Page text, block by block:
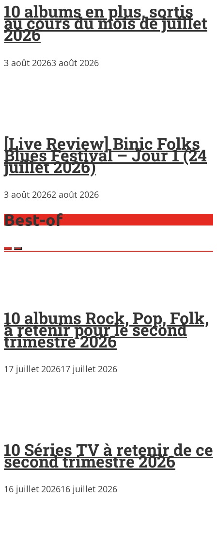
10 albums en plus, sortis
au cours du mois de juillet
2026
3 août 20263 août 2026
[Live Review] Binic Folks
Blues Festival – Jour 1 (24
juillet 2026)
3 août 20262 août 2026
Best-of
10 albums Rock, Pop, Folk,
à retenir pour le second
trimestre 2026
17 juillet 202617 juillet 2026
10 Séries TV à retenir de ce
second trimestre 2026
16 juillet 202616 juillet 2026